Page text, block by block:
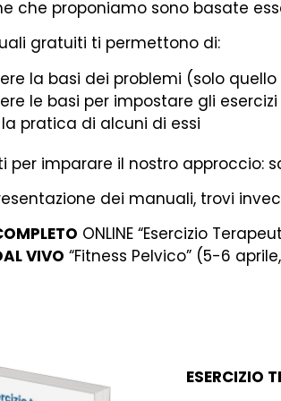
che proponiamo sono basate
gratuiti ti permettono di:
la basi dei problemi (solo
le basi per impostare gli esercizi
pratica di alcuni di essi
per imparare il nostro approccio:
dei manuali, trovi
ONLINE “Esercizio
VIVO “Fitness Pelvico” (5-6
ESERCIZIO